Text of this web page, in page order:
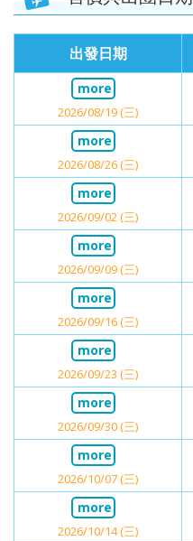
出發日期
2026/08/19 (三)
2026/08/26 (三)
2026/09/02 (三)
2026/09/09 (三)
2026/09/16 (三)
2026/09/23 (三)
2026/09/30 (三)
2026/10/07 (三)
2026/10/14 (三)